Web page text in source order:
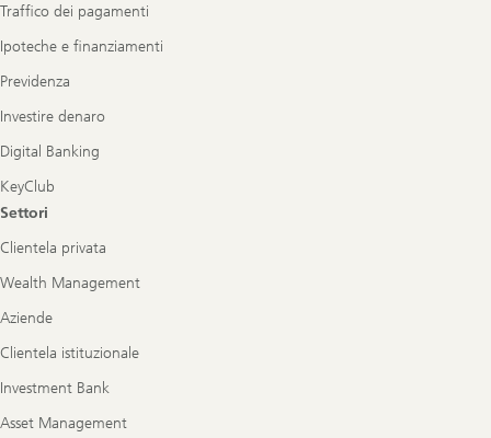
Traffico dei pagamenti
Ipoteche e finanziamenti
Previdenza
Investire denaro
Digital Banking
KeyClub
Settori
Clientela privata
Wealth Management
Aziende
Clientela istituzionale
Investment Bank
Asset Management